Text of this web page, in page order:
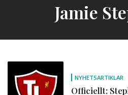
Liverpool
online
Jamie
NYHETSARTIKLAR
Officiellt: